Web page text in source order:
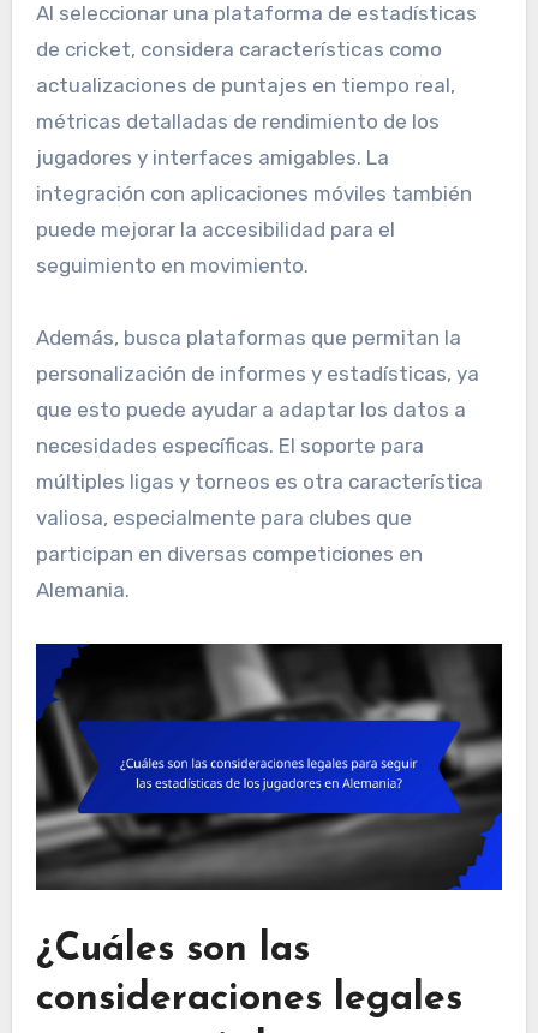
Al seleccionar una plataforma de estadísticas
de cricket, considera características como
actualizaciones de puntajes en tiempo real,
métricas detalladas de rendimiento de los
jugadores y interfaces amigables. La
integración con aplicaciones móviles también
puede mejorar la accesibilidad para el
seguimiento en movimiento.
Además, busca plataformas que permitan la
personalización de informes y estadísticas, ya
que esto puede ayudar a adaptar los datos a
necesidades específicas. El soporte para
múltiples ligas y torneos es otra característica
valiosa, especialmente para clubes que
participan en diversas competiciones en
Alemania.
¿Cuáles son las
consideraciones legales